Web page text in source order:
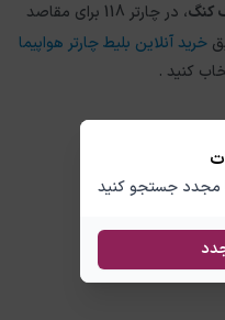
مجدد جستجو کنید
کنگ
، در چارتر 118 برای مقاصد
خرید آنلاین بلیط چارتر هواپیما
کنید .